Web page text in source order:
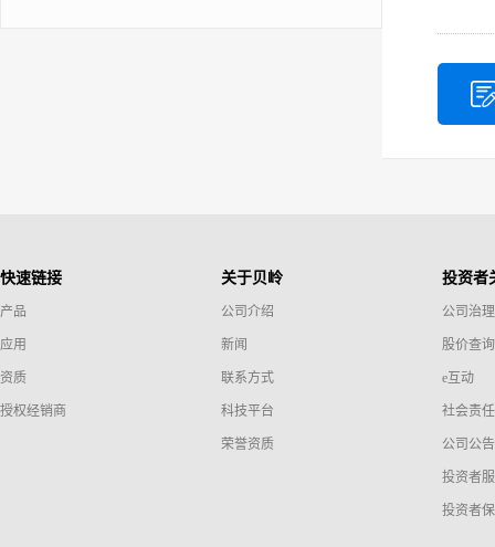
快速链接
产品
应用
资质
授权经销商
关于贝岭
公司介绍
新闻
联系方式
科技平台
荣誉资质
投资者
公司治理
股价查询
e互动
社会责
公司公告
投资者
投资者